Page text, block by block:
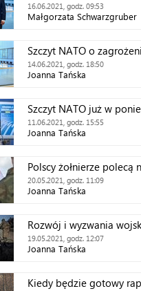
16.06.2021, godz. 09:53
Małgorzata Schwarzgruber
Szczyt NATO o
14.06.2021, godz. 18:50
Joanna Tańska
Szczyt NATO już w
11.06.2021, godz. 15:55
Joanna Tańska
Polscy żołnierze polecą
20.05.2021, godz. 11:09
Joanna Tańska
Rozwój i wyzwania
19.05.2021, godz. 12:07
Joanna Tańska
Kiedy będzie gotowy